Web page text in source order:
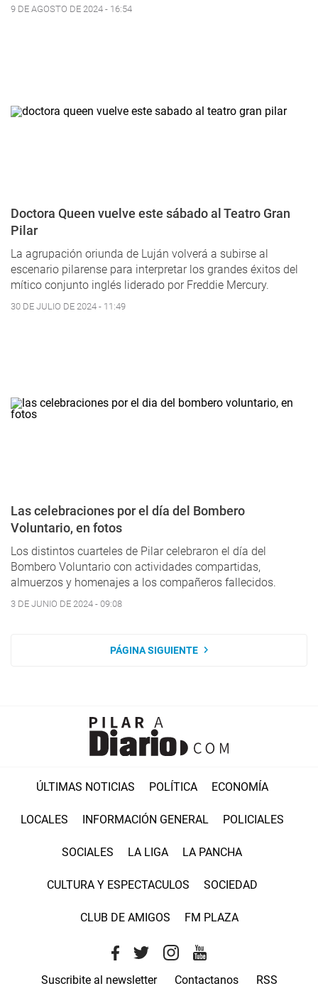
9 DE AGOSTO DE 2024 - 16:54
Doctora Queen vuelve este sábado al Teatro Gran
Pilar
La agrupación oriunda de Luján volverá a subirse al
escenario pilarense para interpretar los grandes éxitos del
mítico conjunto inglés liderado por Freddie Mercury.
30 DE JULIO DE 2024 - 11:49
Las celebraciones por el día del Bombero
Voluntario, en fotos
Los distintos cuarteles de Pilar celebraron el día del
Bombero Voluntario con actividades compartidas,
almuerzos y homenajes a los compañeros fallecidos.
3 DE JUNIO DE 2024 - 09:08
PÁGINA SIGUIENTE
ÚLTIMAS NOTICIAS POLÍTICA ECONOMÍA
LOCALES INFORMACIÓN GENERAL POLICIALES
SOCIALES LA LIGA LA PANCHA
CULTURA Y ESPECTACULOS SOCIEDAD
CLUB DE AMIGOS FM PLAZA
Suscribite al newsletter Contactanos RSS